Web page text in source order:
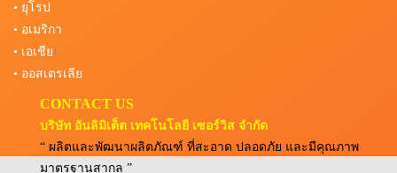
• ยุโรป
• อเมริกา
• เอเชีย
• ออสเตรเลีย
CONTACT US
บริษัท อันลิมิเต็ต เทคโนโลยี เซอร์วิส จำกัด
“ ผลิตและพัฒนาผลิตภัณฑ์ ที่สะอาด ปลอดภัย และมีคุณภาพ
มาตรฐานสากล ”